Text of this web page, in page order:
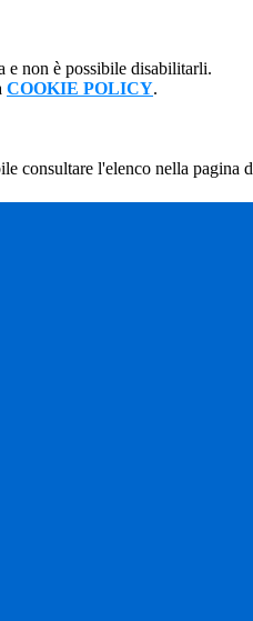
e non è possibile disabilitarli.
COOKIE POLICY.
consultare l'elenco nella pagina